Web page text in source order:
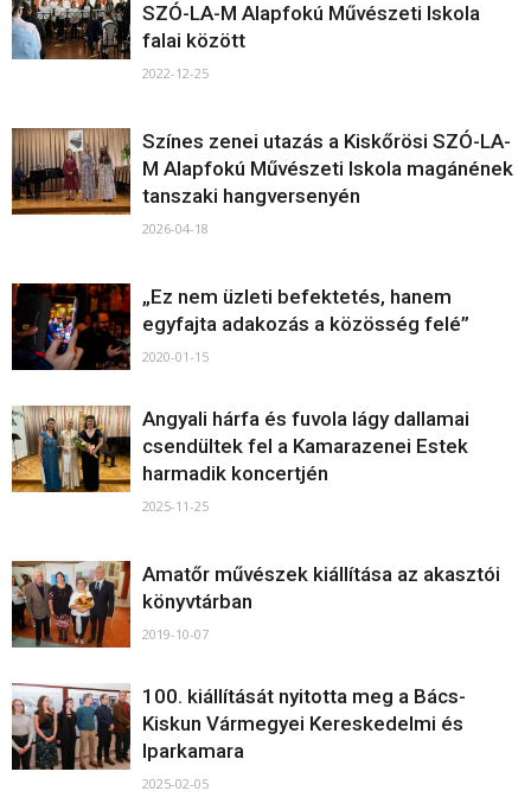
SZÓ-LA-M Alapfokú Művészeti Iskola
falai között
2022-12-25
Színes zenei utazás a Kiskőrösi SZÓ-LA-
M Alapfokú Művészeti Iskola magánének
tanszaki hangversenyén
2026-04-18
„Ez nem üzleti befektetés, hanem
egyfajta adakozás a közösség felé”
2020-01-15
Angyali hárfa és fuvola lágy dallamai
csendültek fel a Kamarazenei Estek
harmadik koncertjén
2025-11-25
Amatőr művészek kiállítása az akasztói
könyvtárban
2019-10-07
100. kiállítását nyitotta meg a Bács-
Kiskun Vármegyei Kereskedelmi és
Iparkamara
2025-02-05